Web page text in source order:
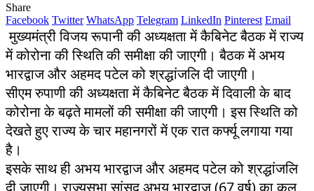
Share
Facebook Twitter WhatsApp Telegram LinkedIn Pinterest Email
मुख्यमंत्री विजय रूपानी की अध्यक्षता में कैबिनेट बैठक में राज्य
में कोरोना की स्थिति की समीक्षा की जाएगी। बैठक में अभय
भारद्वाज और अहमद पटेल को श्रद्धांजलि दी जाएगी।
सीएम रुपाणी की अध्यक्षता में कैबिनेट बैठक में दिवाली के बाद
कोरोना के बढ़ते मामलों की समीक्षा की जाएगी। इस स्थिति को
देखते हुए राज्य के चार महानगरों में एक रात कर्फ्यू लगाया गया
है।
इसके साथ ही अभय भारद्वाज और अहमद पटेल को श्रद्धांजलि
दी जाएगी। राज्यसभा सांसद अभय भारद्वाज (67 वर्ष) का कल